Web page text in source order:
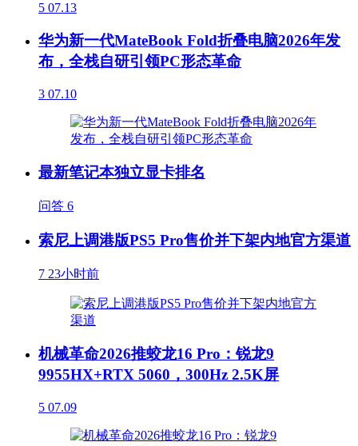
5 07.13
华为新一代MateBook Fold折叠电脑2026年发
布，全栈自研引领PC形态革命
3 07.10
最新笔记本独立显卡排名
问答 6
索尼上调港版PS5 Pro售价并下架内地官方渠道
7 23小时前
机械革命2026推蛟龙16 Pro：锐龙9
9955HX+RTX 5060，300Hz 2.5K屏
5 07.09